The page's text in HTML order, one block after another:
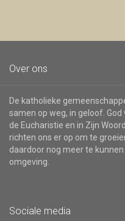
Over ons
De katholieke
samen op weg, in geloof.
de Eucharistie en in Zijn
richten ons er op om te
daardoor nog meer te
omgeving.
Sociale media